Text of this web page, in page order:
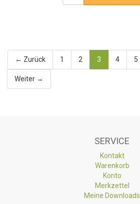
← Zurück 1 2 3 4 5
Weiter →
SERVICE
Kontakt
Warenkorb
Konto
Merkzettel
Meine Downloads